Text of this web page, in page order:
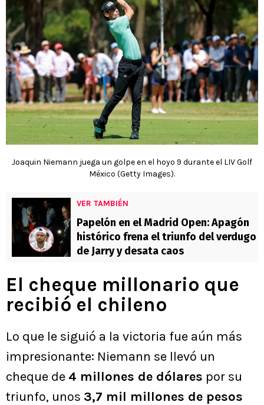
Joaquin Niemann juega un golpe en el hoyo 9 durante el LIV Golf
México (Getty Images).
VER TAMBIÉN
Papelón en el Madrid Open: Apagón
histórico frena el triunfo del verdugo
de Jarry y desata caos
El cheque millonario que
recibió el chileno
Lo que le siguió a la victoria fue aún más
impresionante: Niemann se llevó un
cheque de 4 millones de dólares por su
triunfo, unos 3,7 mil millones de pesos